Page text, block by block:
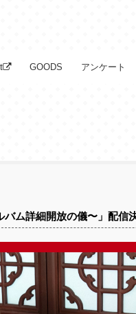
GOODS アンケート
バム詳細開放の儀〜」配信